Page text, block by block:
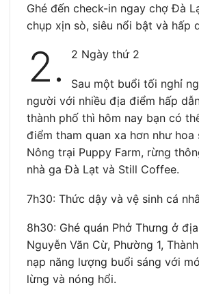
Ghé đến check-in ngay chợ Đà
chụp xịn sò, siêu nổi bật và hấp
2. 2 Ngày thứ 2
Sau một buổi tối nghỉ
người với nhiều địa điểm hấp
thành phố thì hôm nay bạn có
điểm tham quan xa hơn như hoa
Nông trại Puppy Farm, rừng
nhà ga Đà Lạt và Still Coffee.
7h30: Thức dậy và vệ sinh cá
8h30: Ghé quán Phở Thưng ở
Nguyễn Văn Cừ, Phường 1,
nạp năng lượng buổi sáng với
lừng và nóng hổi.